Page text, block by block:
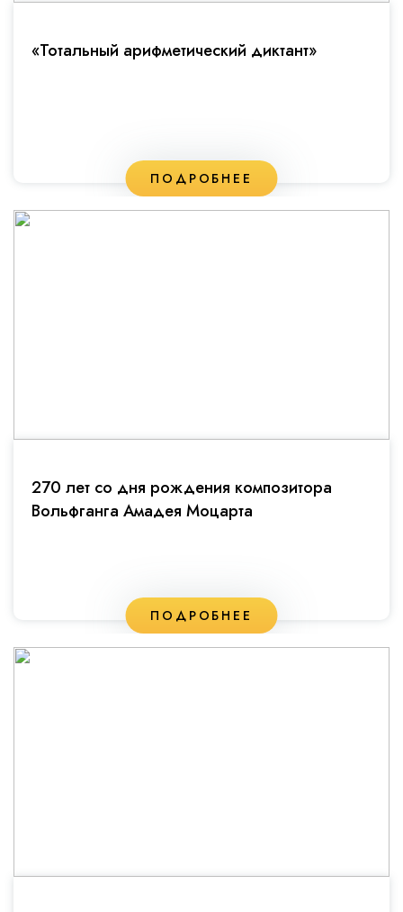
«Тотальный арифметический диктант»
ПОДРОБНЕЕ
270 лет со дня рождения композитора
Вольфганга Амадея Моцарта
ПОДРОБНЕЕ